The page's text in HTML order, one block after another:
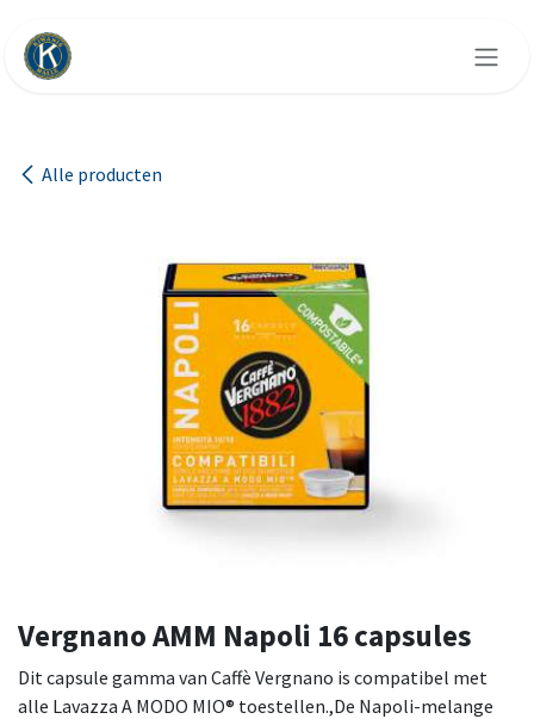
Alle producten
Vergnano AMM Napoli 16 capsules
Dit capsule gamma van Caffè Vergnano is compatibel met
alle Lavazza A MODO MIO® toestellen.,De Napoli-melange